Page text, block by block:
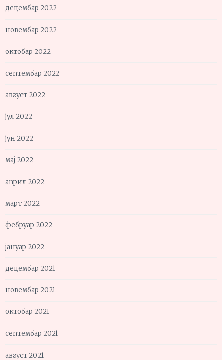
децембар 2022
новембар 2022
октобар 2022
септембар 2022
август 2022
јул 2022
јун 2022
мај 2022
април 2022
март 2022
фебруар 2022
јануар 2022
децембар 2021
новембар 2021
октобар 2021
септембар 2021
август 2021